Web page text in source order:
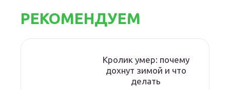
РЕКОМЕНДУЕМ
Кролик умер: почему
дохнут зимой и что
делать